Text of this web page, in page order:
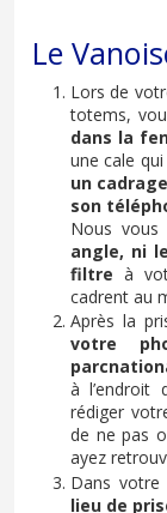
Le
Lors de
totems,
dans la
une cale
un
son
Nous vous
angle, ni
filtre à
cadrent au
Après la
votre
à l’endroit
rédiger
de ne pas
ayez
Dans votre
lieu de